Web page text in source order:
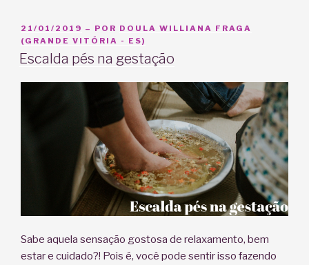
preparar
para
o
PUBLICADO
EM
21/01/2019 – POR DOULA WILLIANA FRAGA
(GRANDE VITÓRIA - ES)
Escalda pés na gestação
Sabe aquela sensação gostosa de relaxamento, bem
estar e cuidado?! Pois é, você pode sentir isso fazendo